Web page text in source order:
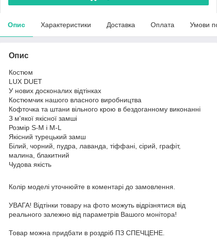
Опис Характеристики Доставка Оплата Умови
Опис
Костюм
LUX DUET
У нових досконалих відтінках
Костюмчик нашого власного виробництва
Кофточка та штани вільного крою в бездоганному виконанні
З м'якої якісної замші
Розмір S-M і М-L
Якісний турецький замш
Білий, чорний, пудра, лаванда, тіффані, сірий, графіт,
малина, блакитний
Чудова якість
Колір моделі уточнюйте в коментарі до замовлення.
УВАГА! Відтінки товару на фото можуть відрізнятися від
реального залежно від параметрів Вашого монітора!
Товар можна придбати в роздріб ПЗ СПЕЧЦЕНЕ.